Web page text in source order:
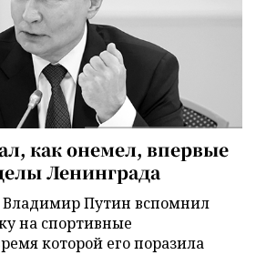
как онемел, впервые
Ленинграда
Владимир Путин вспомнил
на спортивные
которой его поразила